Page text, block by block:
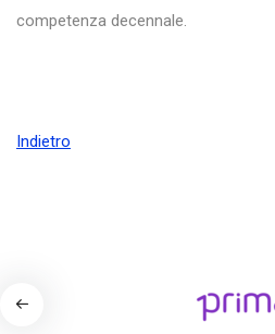
competenza decennale.
Indietro